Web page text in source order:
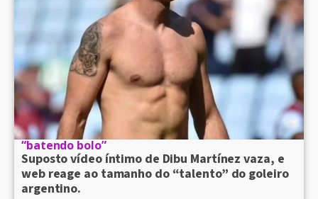
“batendo bolo”
Suposto vídeo íntimo de Dibu Martínez vaza, e
web reage ao tamanho do “talento” do goleiro
argentino.